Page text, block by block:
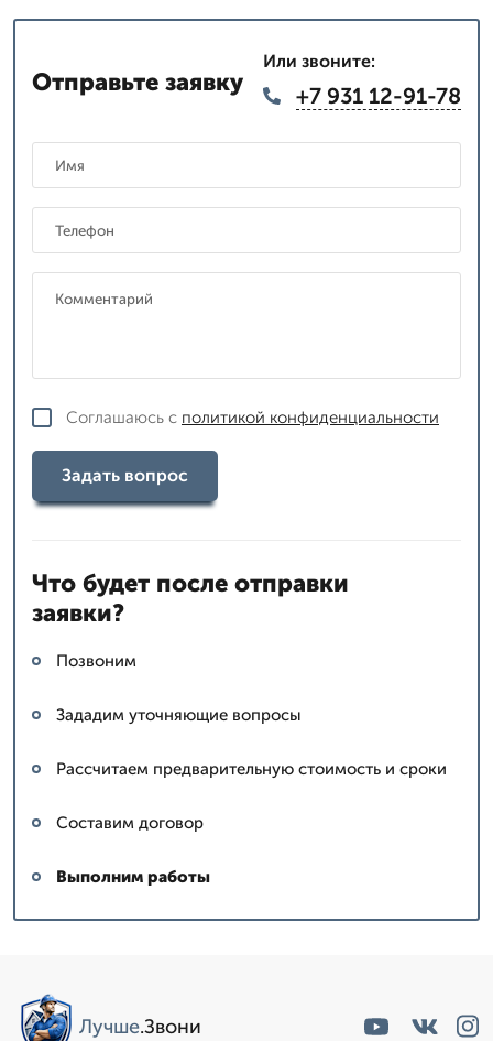
Отправьте заявку
Или звоните:
+7 931 12-91-78
Соглашаюсь с политикой конфиденциальности
Задать вопрос
Что будет после отправки
заявки?
Позвоним
Зададим уточняющие вопросы
Рассчитаем предварительную стоимость и сроки
Составим договор
Выполним работы
Лучше.Звони